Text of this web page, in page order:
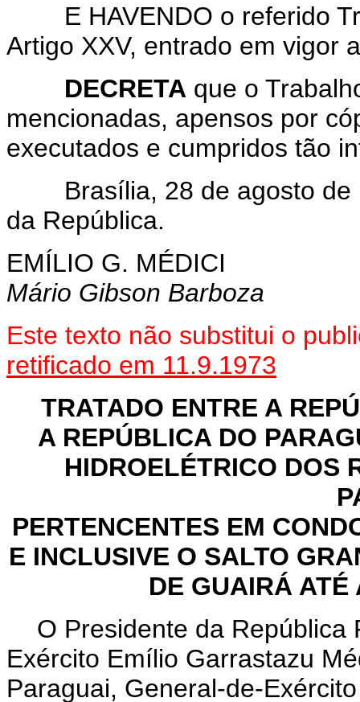
E HAVENDO o referido
Artigo XXV, entrado em vigor
DECRETA que o
mencionadas, apensos por
executados e cumpridos tão
Brasília, 28 de agosto de
da República.
EMÍLIO G. MÉDICI
Mário Gibson Barboza
Este texto não substitui o
retificado em 11.9.1973
TRATADO ENTRE A
A REPÚBLICA DO
HIDROELÉTRICO DOS
PERTENCENTES EM
E INCLUSIVE O SALTO
DE GUAIRÁ ATÉ
O Presidente da
Exército Emílio Garrastazu
Paraguai, General-de-